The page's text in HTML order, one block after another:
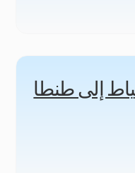
إلى طنطا